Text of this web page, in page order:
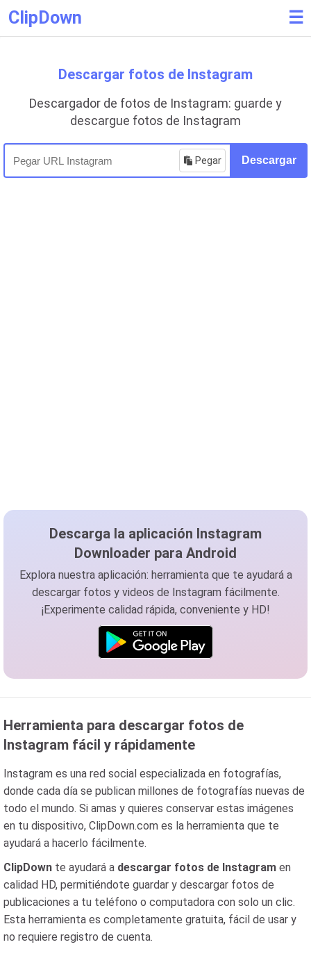
ClipDown ☰
Descargar fotos de Instagram
Descargador de fotos de Instagram: guarde y
descargue fotos de Instagram
Pegar Descargar
Descarga la aplicación Instagram
Downloader para Android
Explora nuestra aplicación: herramienta que te ayudará a
descargar fotos y videos de Instagram fácilmente.
¡Experimente calidad rápida, conveniente y HD!
Herramienta para descargar fotos de
Instagram fácil y rápidamente
Instagram es una red social especializada en fotografías,
donde cada día se publican millones de fotografías nuevas de
todo el mundo. Si amas y quieres conservar estas imágenes
en tu dispositivo, ClipDown.com es la herramienta que te
ayudará a hacerlo fácilmente.
ClipDown te ayudará a descargar fotos de Instagram en
calidad HD, permitiéndote guardar y descargar fotos de
publicaciones a tu teléfono o computadora con solo un clic.
Esta herramienta es completamente gratuita, fácil de usar y
no requiere registro de cuenta.